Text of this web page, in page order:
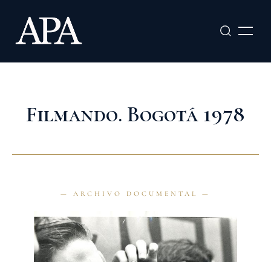
contenido
Filmando. Bogotá 1978